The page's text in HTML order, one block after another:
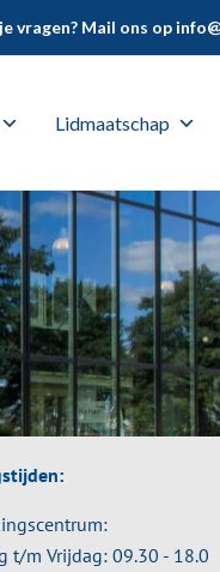
vragen? Mail ons op
Lidmaatschap
t/m Vrijdag: 09.30 - 18.0